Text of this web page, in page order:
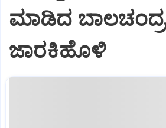
ಮಾಡಿದ ಬಾಲಚಂದ್ರ
ಜಾರಕಿಹೊಳಿ‌